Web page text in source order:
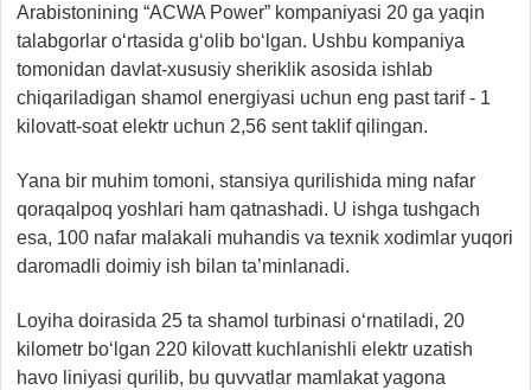
Arabistonining “ACWA Power” kompaniyasi 20 ga yaqin
talabgorlar o‘rtasida g‘olib bo‘lgan. Ushbu kompaniya
tomonidan davlat-xususiy sheriklik asosida ishlab
chiqariladigan shamol energiyasi uchun eng past tarif - 1
kilovatt-soat elektr uchun 2,56 sent taklif qilingan.
Yana bir muhim tomoni, stansiya qurilishida ming nafar
qoraqalpoq yoshlari ham qatnashadi. U ishga tushgach
esa, 100 nafar malakali muhandis va texnik xodimlar yuqori
daromadli doimiy ish bilan ta’minlanadi.
Loyiha doirasida 25 ta shamol turbinasi o‘rnatiladi, 20
kilometr bo‘lgan 220 kilovatt kuchlanishli elektr uzatish
havo liniyasi qurilib, bu quvvatlar mamlakat yagona